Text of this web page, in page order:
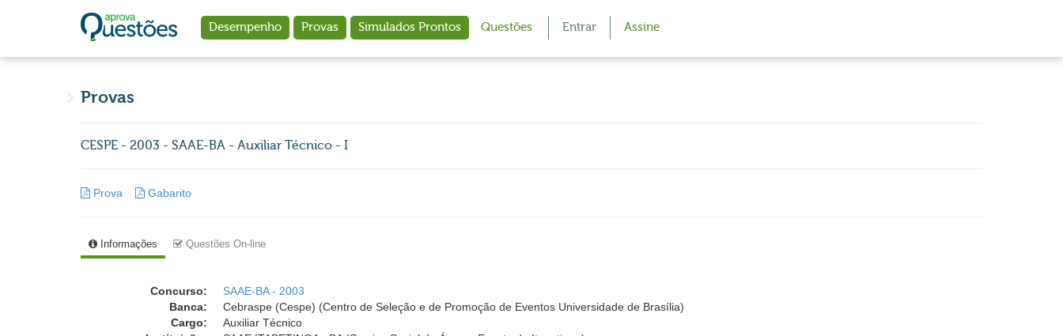
Desempenho Provas Simulados Prontos Questões Entrar Assine
Provas
CESPE - 2003 - SAAE-BA - Auxiliar Técnico - I
Prova Gabarito
Informações Questões On-line
Concurso:
SAAE-BA - 2003
Banca:
Cebraspe (Cespe) (Centro de Seleção e de Promoção de Eventos Universidade de Brasília)
Cargo:
Auxiliar Técnico